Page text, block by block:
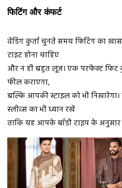
फिटिंग और कंफर्ट
वेडिंग कुर्ता चुनते समय फिटिंग का
टाइट होना चाहिए
और न ही बहुत लूज। एक परफेक्ट फिट
फील कराएगा,
बल्कि आपकी स्टाइल को भी
स्लीव्स का भी ध्यान रखें
ताकि यह आपके बॉडी टाइप के अनुसार